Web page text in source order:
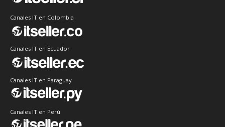
Canales IT en Colombia
Canales IT en Ecuador
Canales IT en Paraguay
Canales IT en Perú